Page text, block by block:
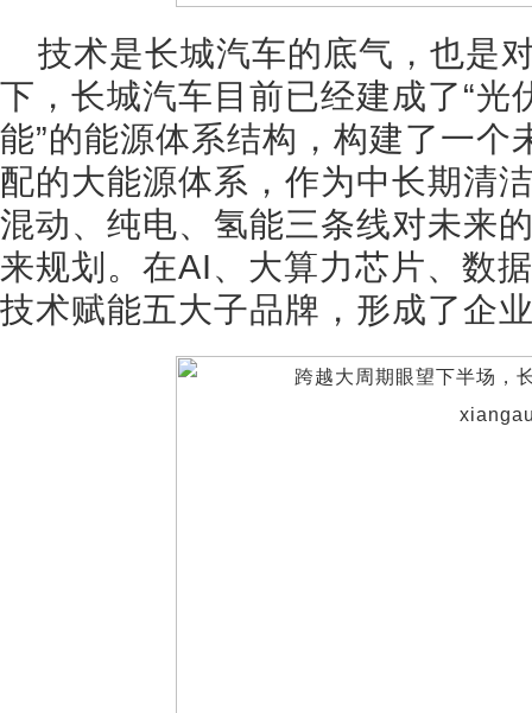
技术是长城汽车的底气，也是
下，长城汽车目前已经建成了“光
能”的能源体系结构，构建了一个
配的大能源体系，作为中长期清
混动、纯电、氢能三条线对未来
来规划。在AI、大算力芯片、数
技术赋能五大子品牌，形成了企